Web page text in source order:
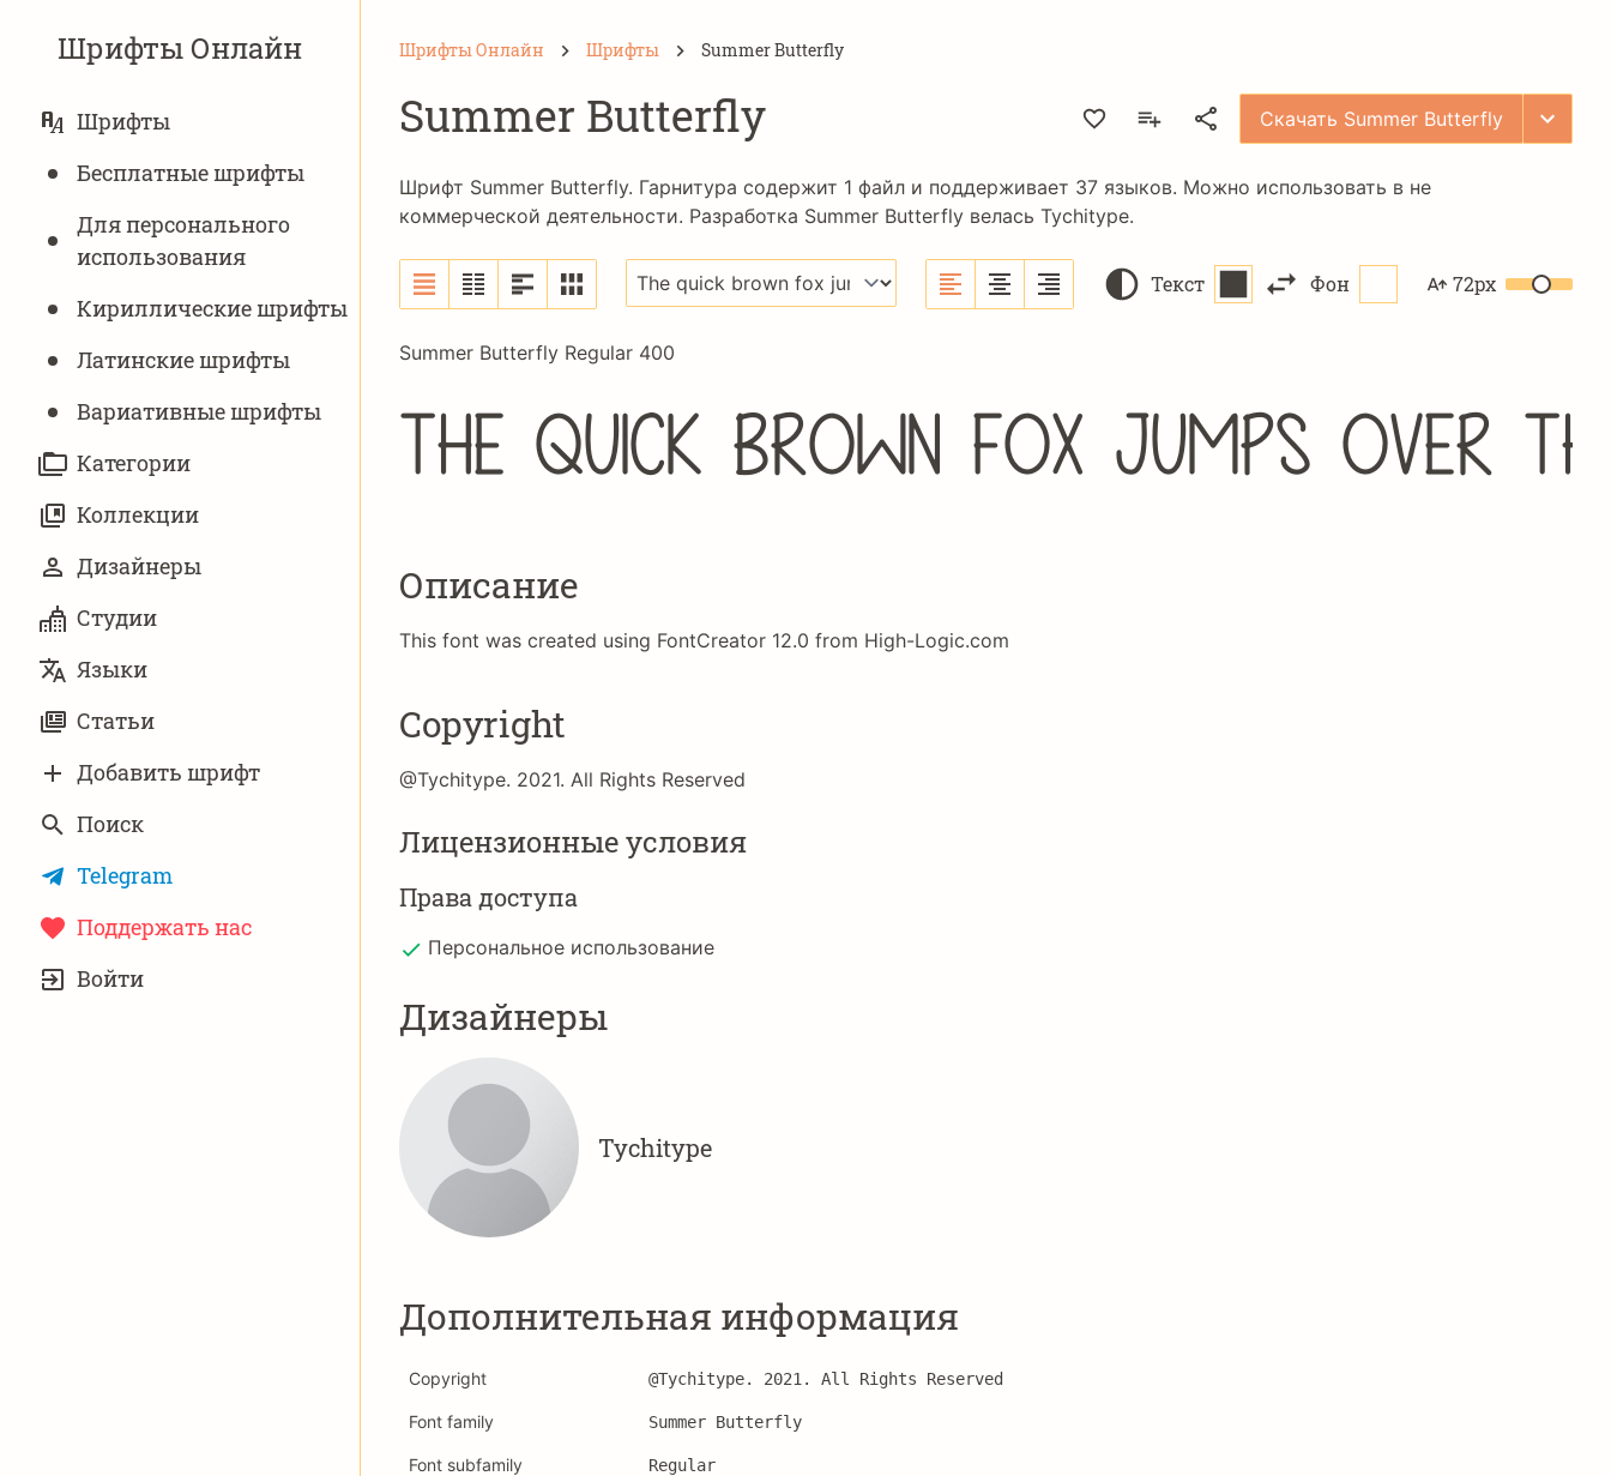
Шрифты Онлайн
НАВИГАЦИЯ
Шрифты
Бесплатные шрифты
Для персонального
использования
Кириллические шрифты
Латинские шрифты
Вариативныe шрифты
Категории
Коллекции
Дизайнеры
Студии
Языки
Статьи
Добавить шрифт
Поиск
Telegram
Поддержать нас
ЗАПИСЬ
Войти
Шрифты Онлайн Шрифты Summer Butterfly
Summer Butterfly Скачать Summer Butterfly
Шрифт Summer Butterfly. Гарнитура содержит 1 файл и поддерживает 37 языков. Можно использовать в не
коммерческой деятельности. Разработка Summer Butterfly велась Tychitype.
Текст Фон 72px
Summer Butterfly Regular 400
The quick brown fox jumps over
Описание
This font was created using FontCreator 12.0 from High-Logic.com
Copyright
@Tychitype. 2021. All Rights Reserved
Лицензионные условия
Права доступа
Персональное использование
Дизайнеры
Tychitype
Дополнительная информация
Copyright @Tychitype. 2021. All Rights Reserved
Font family Summer Butterfly
Font subfamily Regular